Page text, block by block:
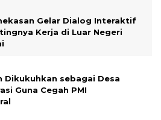
Gelar Dialog Interaktif
Kerja di Luar Negeri
Dikukuhkan sebagai Desa
Guna Cegah PMI